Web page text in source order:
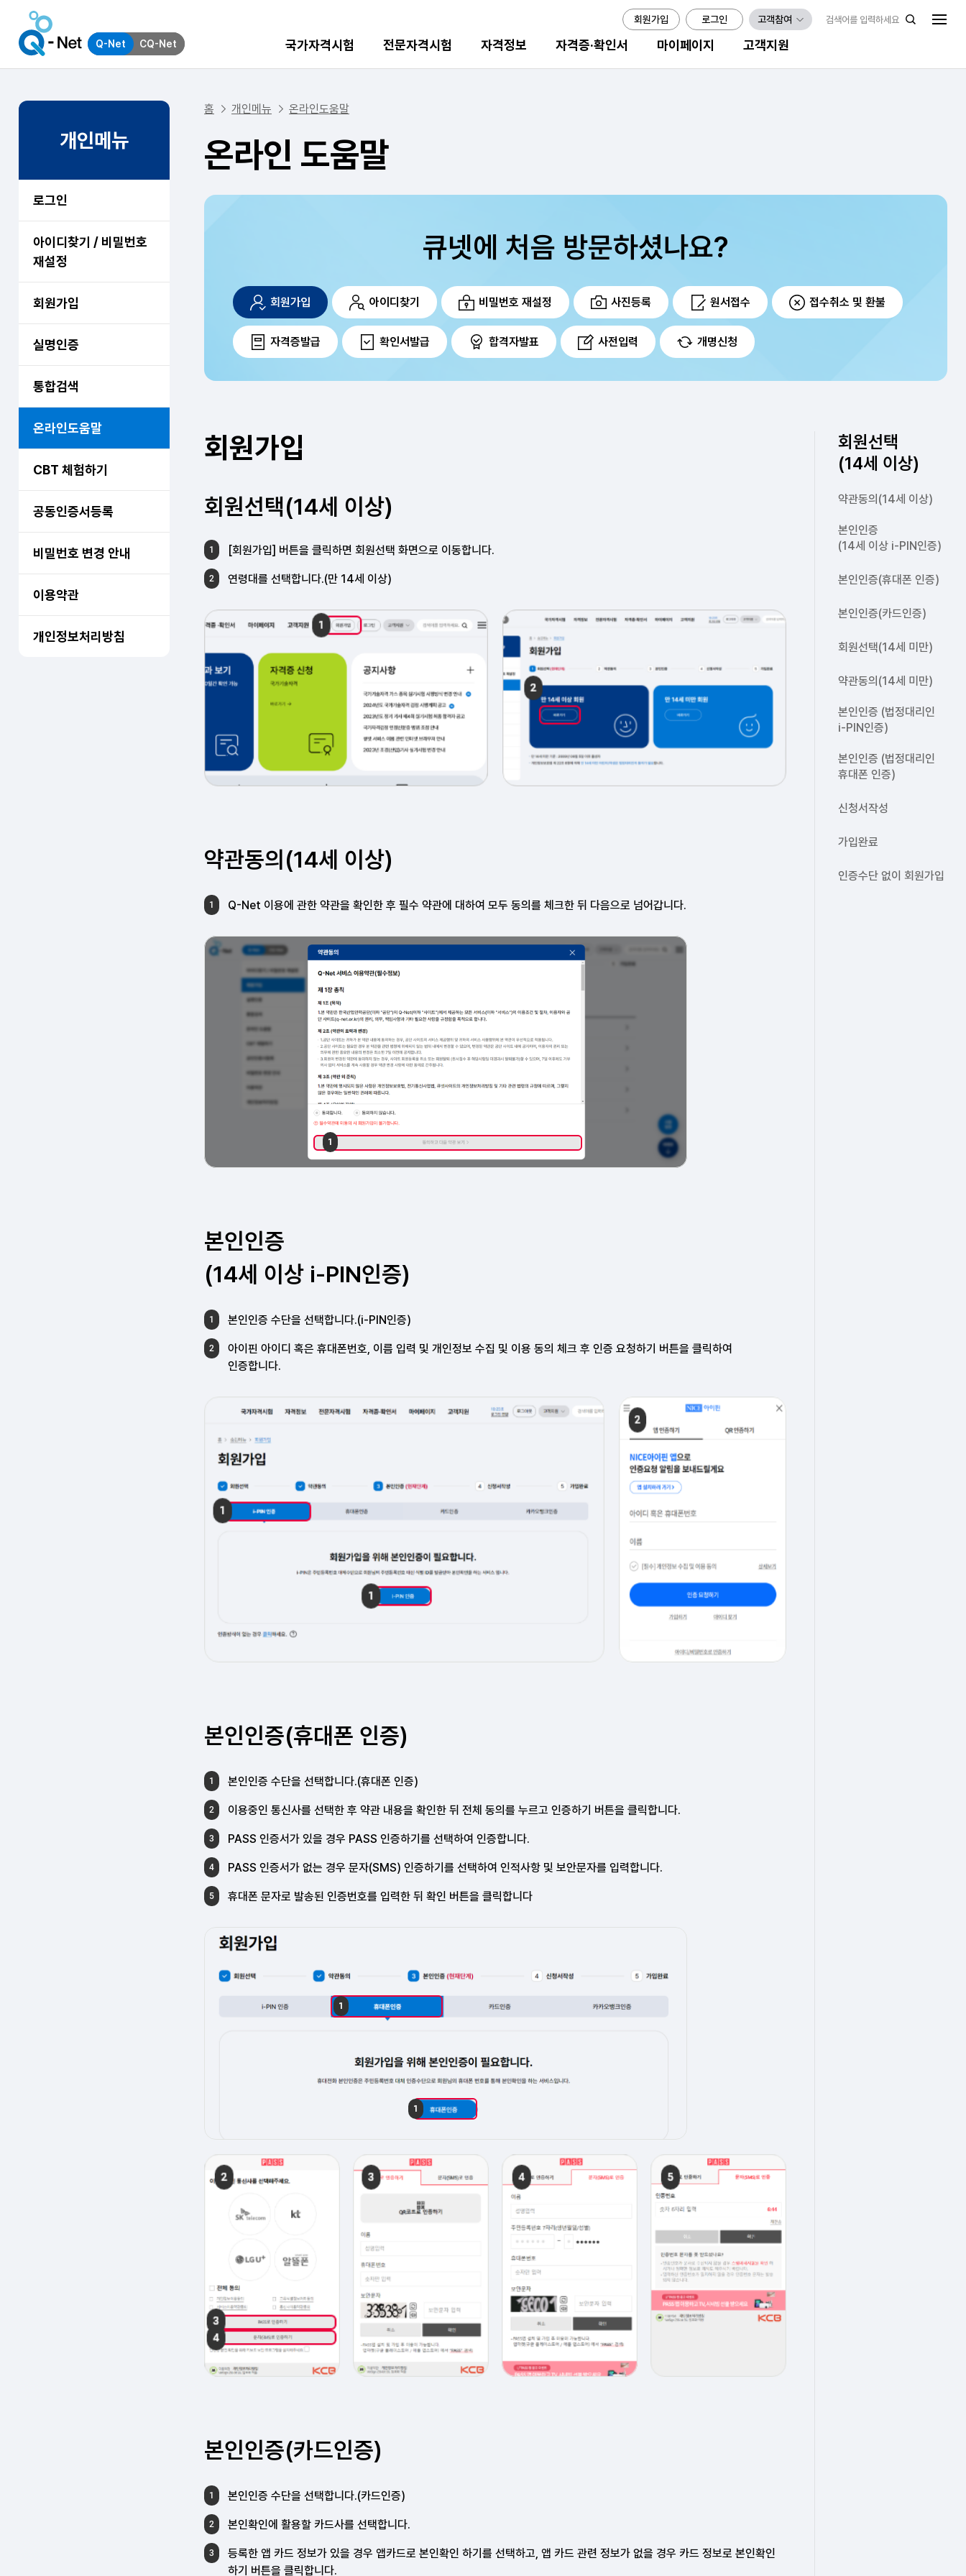
Q-Net CQ-Net 국가자격시험 전문자격시험 자격정보 자격증·확인서 마이페이지 고객지원
회원가입 로그인 고객참여
개인메뉴
로그인
아이디찾기 / 비밀번호
재설정
회원가입
실명인증
통합검색
온라인도움말
CBT 체험하기
공동인증서등록
비밀번호 변경 안내
이용약관
개인정보처리방침
홈 개인메뉴 온라인도움말
온라인 도움말
큐넷에 처음 방문하셨나요?
회원가입 아이디찾기 비밀번호 재설정 사진등록 원서접수 접수취소 및 환불
자격증발급 확인서발급 합격자발표 사전입력 개명신청
회원선택
(14세 이상)
약관동의(14세 이상)
본인인증
(14세 이상 i-PIN인증)
본인인증(휴대폰 인증)
본인인증(카드인증)
회원선택(14세 미만)
약관동의(14세 미만)
본인인증 (법정대리인
i-PIN인증)
본인인증 (법정대리인
휴대폰 인증)
신청서작성
가입완료
인증수단 없이 회원가입
회원가입
회원선택(14세 이상)
1 [회원가입] 버튼을 클릭하면 회원선택 화면으로 이동합니다.
2 연령대를 선택합니다.(만 14세 이상)
약관동의(14세 이상)
1 Q-Net 이용에 관한 약관을 확인한 후 필수 약관에 대하여 모두 동의를 체크한 뒤 다음으로 넘어갑니다.
본인인증
(14세 이상 i-PIN인증)
1 본인인증 수단을 선택합니다.(i-PIN인증)
2 아이핀 아이디 혹은 휴대폰번호, 이름 입력 및 개인정보 수집 및 이용 동의 체크 후 인증 요청하기 버튼을 클릭하여
인증합니다.
본인인증(휴대폰 인증)
1 본인인증 수단을 선택합니다.(휴대폰 인증)
2 이용중인 통신사를 선택한 후 약관 내용을 확인한 뒤 전체 동의를 누르고 인증하기 버튼을 클릭합니다.
3 PASS 인증서가 있을 경우 PASS 인증하기를 선택하여 인증합니다.
4 PASS 인증서가 없는 경우 문자(SMS) 인증하기를 선택하여 인적사항 및 보안문자를 입력합니다.
5 휴대폰 문자로 발송된 인증번호를 입력한 뒤 확인 버튼을 클릭합니다
본인인증(카드인증)
1 본인인증 수단을 선택합니다.(카드인증)
2 본인확인에 활용할 카드사를 선택합니다.
3 등록한 앱 카드 정보가 있을 경우 앱카드로 본인확인 하기를 선택하고, 앱 카드 관련 정보가 없을 경우 카드 정보로 본인확인
하기 버튼을 클릭합니다.